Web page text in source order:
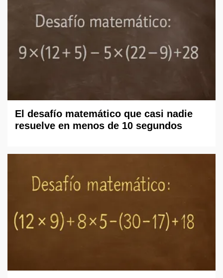
El desafío matemático que casi nadie
resuelve en menos de 10 segundos